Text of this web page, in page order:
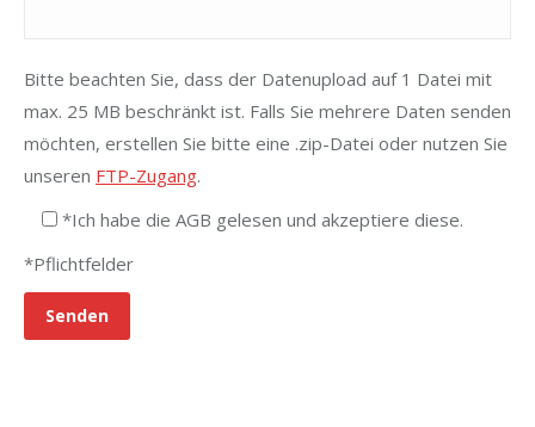
Bitte beachten Sie, dass der Datenupload auf 1 Datei mit
max. 25 MB beschränkt ist. Falls Sie mehrere Daten senden
möchten, erstellen Sie bitte eine .zip-Datei oder nutzen Sie
unseren FTP-Zugang.
*Ich habe die AGB gelesen und akzeptiere diese.
*Pflichtfelder